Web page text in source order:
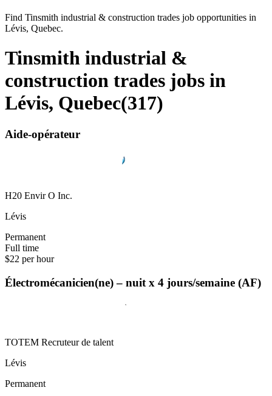
Find Tinsmith industrial & construction trades job opportunities in
Lévis, Quebec.
Tinsmith industrial &
construction trades jobs in
Lévis, Quebec(317)
Aide-opérateur
H20 Envir O Inc.
Lévis
Permanent
Full time
$22 per hour
Électromécanicien(ne) – nuit x 4 jours/semaine (AF)
TOTEM Recruteur de talent
Lévis
Permanent